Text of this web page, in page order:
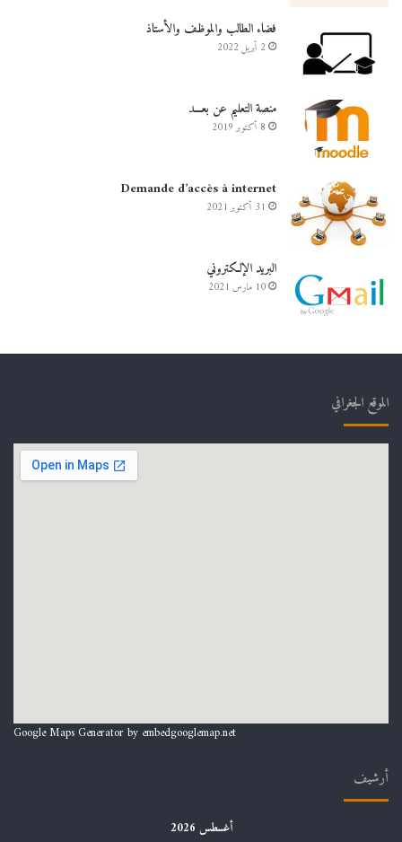
فضاء الطالب والموظف والأستاذ
2 أبريل 2022
منصة التعليم عن بعـــد
8 أكتوبر 2019
Demande d’accès à internet
31 أكتوبر 2021
البريد الإلكتروني
10 مارس 2021
الموقع الجغرافي
Google Maps Generator by embedgooglemap.net
أرشيف
أغسطس 2026